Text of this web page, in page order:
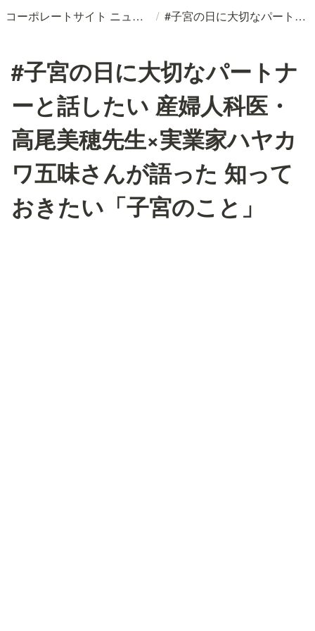
コーポレートサイト ニュースリリースDB / #子宮の日に大切なパートナーと話したい 産婦人科医・高尾美穂先生×実業家ハヤカワ五味さんが語った 知っておきたい「子宮のこと」
#子宮の日に大切なパートナ
ーと話したい 産婦人科医・
高尾美穂先生×実業家ハヤカ
ワ五味さんが語った 知って
おきたい「子宮のこと」